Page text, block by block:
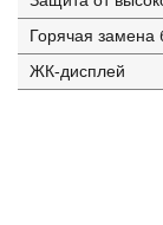
Горячая замена
ЖК-дисплей